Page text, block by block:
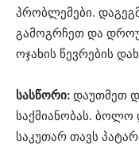
პრობლემები.
გამოგრჩეთ და
ოჯახის წევრების
სასწორი: დაუთმეთ
საქმიანობას. ბოლო
საკუთარ თავს